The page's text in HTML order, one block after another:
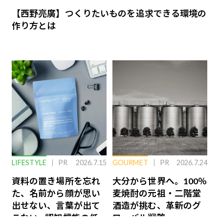
【西野亮廣】つくりたいものを追求できる環境の
作り方とは
LIFESTYLE PR 2026.7.15
資料の置き場所を忘れ
た、名前から顔が思い
出せない、言葉が出て
こない…認知機能の低
GOURMET PR 2026.7.24
大分から世界へ。100％
麦焼酎の元祖・二階堂
酒造が挑む、革新のグ
ローバル戦略